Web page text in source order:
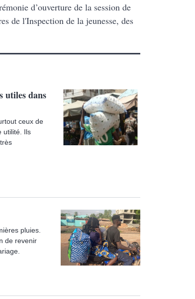
d’ouverture de la session de
de l'Inspection de la jeunesse, des
utiles dans
ceux de
utilité. Ils
pluies.
de revenir